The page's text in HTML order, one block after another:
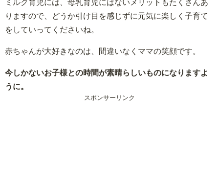
ミルク育児には、母乳育児にはないメリットもたくさんあ
りますので、どうか引け目を感じずに元気に楽しく子育て
をしていってくださいね。
赤ちゃんが大好きなのは、間違いなくママの笑顔です。
今しかないお子様との時間が素晴らしいものになりますよ
うに。
スポンサーリンク